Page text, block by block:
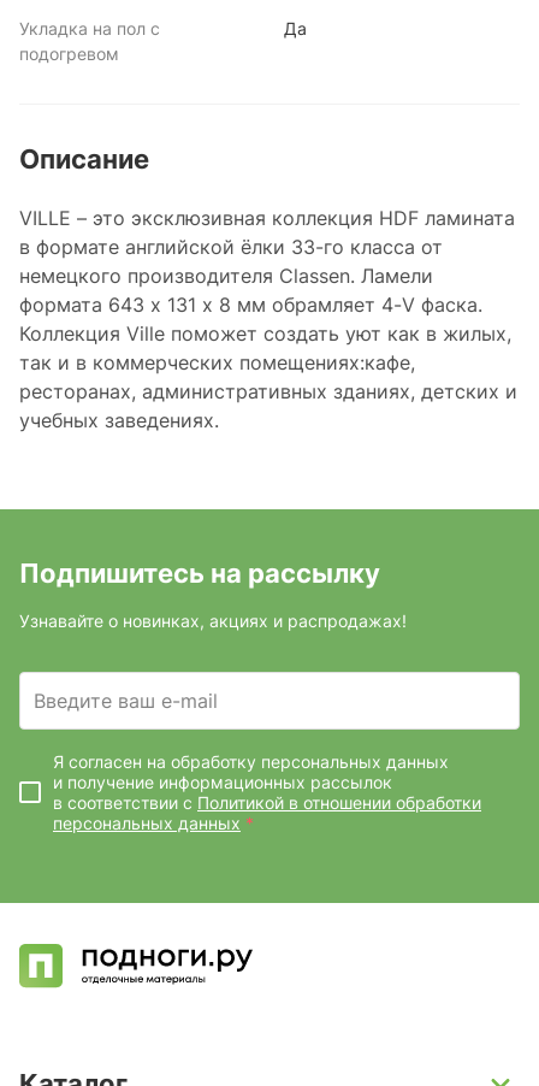
Укладка на пол с
подогревом
Да
Описание
VILLE – это эксклюзивная коллекция HDF ламината
в формате английской ёлки 33-го класса от
немецкого производителя Classen. Ламели
формата 643 x 131 x 8 мм обрамляет 4-V фаска.
Коллекция Ville поможет создать уют как в жилых,
так и в коммерческих помещениях:кафе,
ресторанах, административных зданиях, детских и
учебных заведениях.
Подпишитесь на рассылку
Узнавайте о новинках, акциях и распродажах!
Введите ваш e-mail
Я согласен на обработку персональных данных
и получение информационных рассылок
в соответствии с Политикой в отношении обработки
персональных данных *